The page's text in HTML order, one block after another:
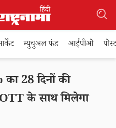
म्युचुअल फंड आईपीओ
28 दिनों की
OTT के साथ मिलेगा